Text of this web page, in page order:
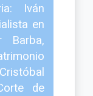
Iván
en
Barba,
de